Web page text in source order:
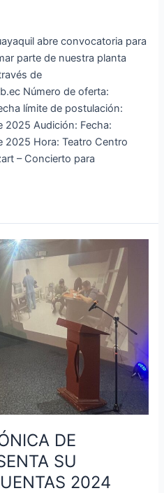
abre convocatoria para
parte de nuestra planta
de
Número de oferta:
límite de postulación:
2025 Audición: Fecha:
2025 Hora: Teatro Centro
– Concierto para
DE
SU
2024